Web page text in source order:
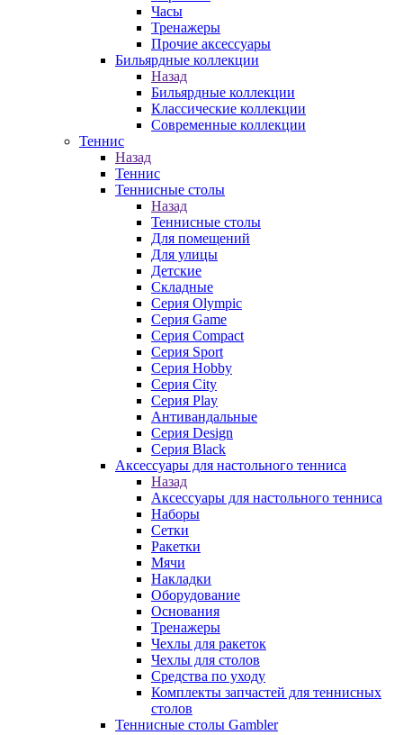
Часы
Тренажеры
Прочие аксессуары
Бильярдные коллекции
Назад
Бильярдные коллекции
Классические коллекции
Современные коллекции
Теннис
Назад
Теннис
Теннисные столы
Назад
Теннисные столы
Для помещений
Для улицы
Детские
Складные
Серия Olympic
Серия Game
Серия Compact
Серия Sport
Серия Hobby
Серия City
Серия Play
Антивандальные
Серия Design
Серия Black
Аксессуары для настольного тенниса
Назад
Аксессуары для настольного тенниса
Наборы
Сетки
Ракетки
Мячи
Накладки
Оборудование
Основания
Тренажеры
Чехлы для ракеток
Чехлы для столов
Средства по уходу
Комплекты запчастей для теннисных
столов
Теннисные столы Gambler